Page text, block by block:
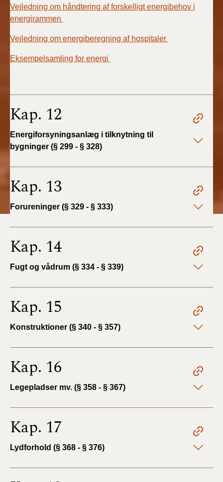
Vejledning om håndtering af forskelligt energibehov i
energirammen
Vejledning om energiberegning af hospitaler
Eksempelsamling for energi
Kap. 12
Energiforsyningsanlæg i tilknytning til
bygninger (§ 299 - § 328)
Kap. 13
Forureninger (§ 329 - § 333)
Kap. 14
Fugt og vådrum (§ 334 - § 339)
Kap. 15
Konstruktioner (§ 340 - § 357)
Kap. 16
Legepladser mv. (§ 358 - § 367)
Kap. 17
Lydforhold (§ 368 - § 376)